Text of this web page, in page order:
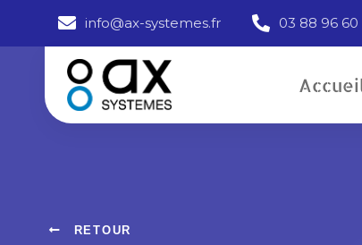
info@ax-systemes.fr 03 88 96 60
RETOUR